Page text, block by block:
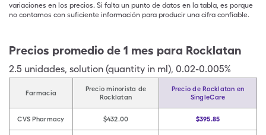
variaciones en los precios. Si falta un punto de datos en la tabla, es porque
no contamos con suficiente información para producir una cifra confiable.
Precios promedio de 1 mes para Rocklatan
2.5 unidades, solution (quantity in ml), 0.02-0.005%
Farmacia
Precio minorista de
Rocklatan
Precio de Rocklatan en
SingleCare
CVS Pharmacy $432.00 $395.85